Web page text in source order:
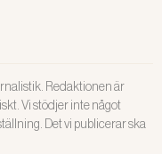
på
Redaktionen är
Vi stödjer inte något
Det vi publicerar ska